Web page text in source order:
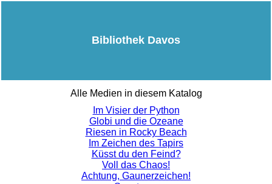
Bibliothek Davos
Alle Medien in diesem Katalog
Im Visier der Python
Globi und die Ozeane
Riesen in Rocky Beach
Im Zeichen des Tapirs
Küsst du den Feind?
Voll das Chaos!
Achtung, Gaunerzeichen!